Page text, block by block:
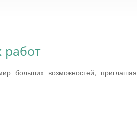
работ
больших возможностей, приглашая